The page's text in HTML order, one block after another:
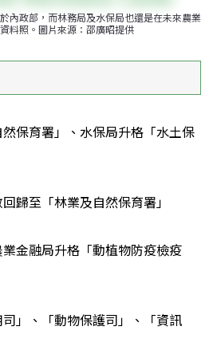
內政部，而林務局及水保局也還是在未來農業
料照。圖片來源：邵廣昭提供
保育署」、水保局升格「水土保
歸至「林業及自然保育署」
金融局升格「動植物防疫檢疫
」、「動物保護司」、「資訊